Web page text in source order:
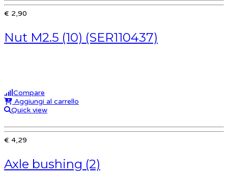
€ 2,90
Nut M2.5 (10) (SER110437)
Compare
Aggiungi al carrello
Quick view
€ 4,29
Axle bushing (2)